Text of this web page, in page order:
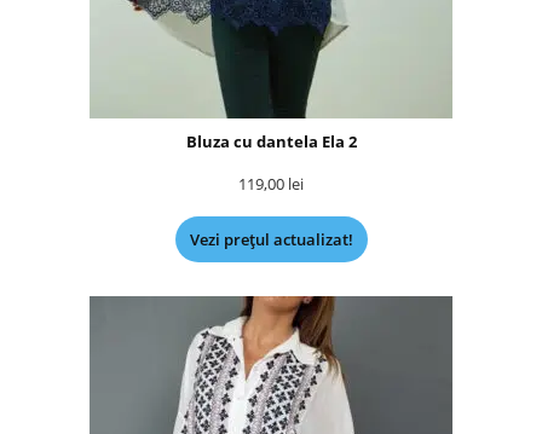
Bluza cu dantela Ela 2
119,00 lei
Vezi prețul actualizat!